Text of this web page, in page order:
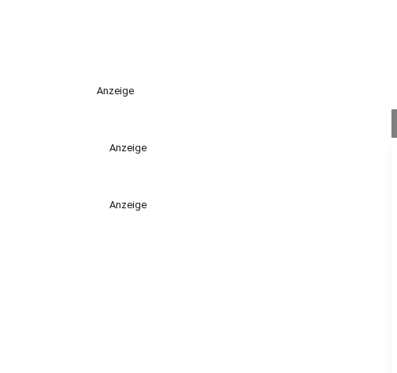
Anzeige
Anzeige
Anzeige